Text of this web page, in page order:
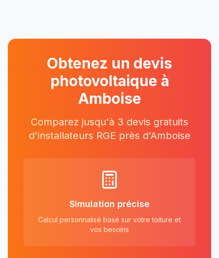
Obtenez un devis
photovoltaique à
Amboise
Comparez jusqu'à 3 devis gratuits
d'installateurs RGE près d'Amboise
Simulation précise
Calcul personnalisé basé sur votre toiture et
vos besoins